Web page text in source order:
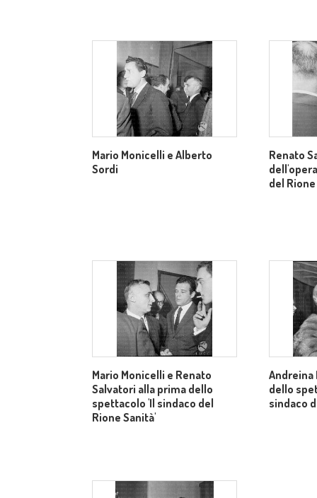
Mario Monicelli e Alberto
Sordi
Renato
del
Mario Monicelli e Renato
Salvatori alla prima dello
spettacolo 'Il sindaco del
Rione Sanità'
Andreina
dello
sindaco